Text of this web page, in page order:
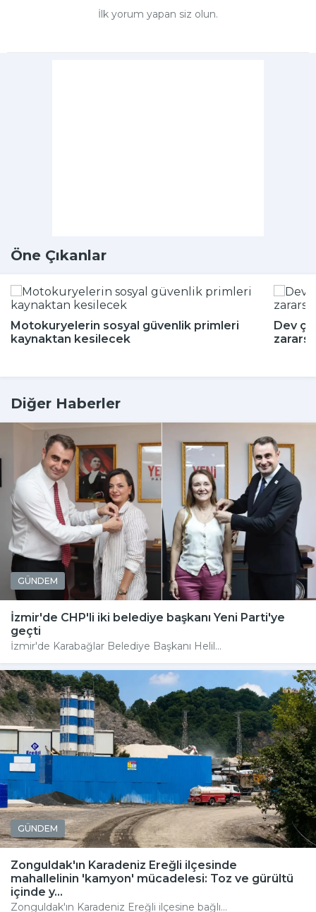
İlk yorum yapan siz olun.
Öne Çıkanlar
Motokuryelerin sosyal güvenlik primleri
kaynaktan kesilecek
Dev
Diğer Haberler
GÜNDEM
İzmir'de CHP'li iki belediye başkanı Yeni Parti'ye
geçti
İzmir'de Karabağlar Belediye Başkanı Helil...
GÜNDEM
Zonguldak'ın Karadeniz Ereğli ilçesinde
mahallelinin 'kamyon' mücadelesi: Toz ve gürültü
içinde y...
Zonguldak'ın Karadeniz Ereğli ilçesine bağlı...